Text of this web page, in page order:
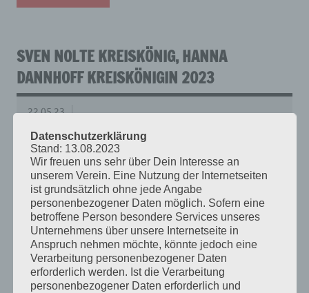
SVEN NOLTE KREISKÖNIG, HANNA
DANNHOFF KREISKÖNIGIN 2023
22.05.23
Bericht der Kreiszeitung vom 22.05.2023
WEITERLESEN
HELMUT FINKE KREISKÖNIG 2018
14.05.18
Datenschutzerklärung
Stand: 13.08.2023
Wir freuen uns sehr über Dein Interesse an
unserem Verein. Eine Nutzung der Internetseiten
ist grundsätzlich ohne jede Angabe
personenbezogener Daten möglich. Sofern eine
betroffene Person besondere Services unseres
Unternehmens über unsere Internetseite in
Anspruch nehmen möchte, könnte jedoch eine
Verarbeitung personenbezogener Daten
erforderlich werden. Ist die Verarbeitung
personenbezogener Daten erforderlich und